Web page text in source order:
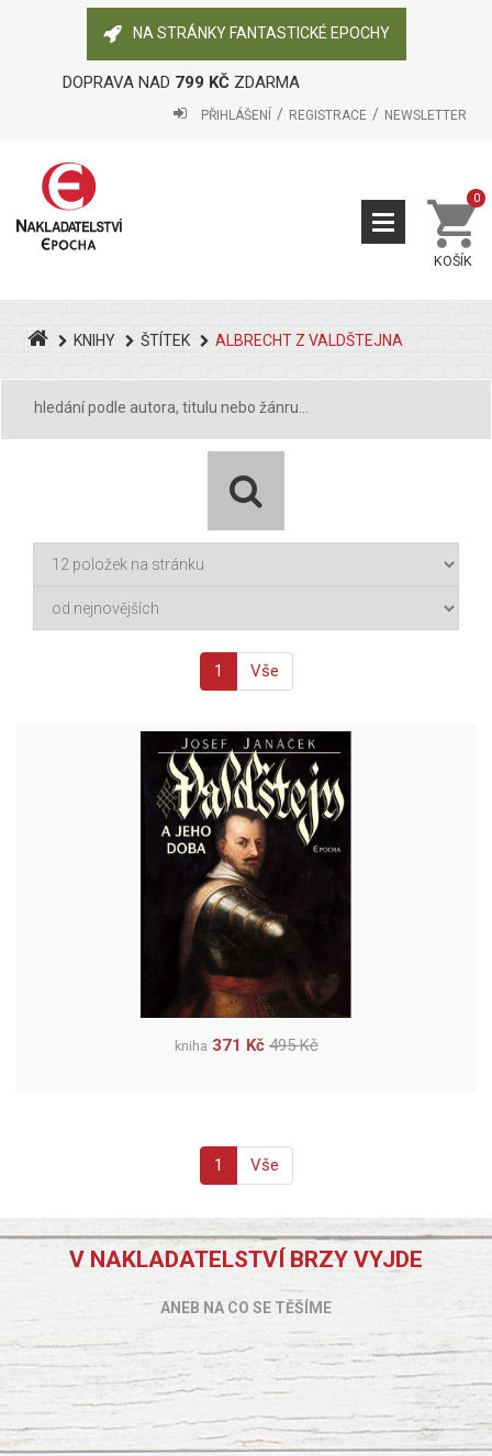
NA STRÁNKY FANTASTICKÉ EPOCHY
DOPRAVA NAD 799 KČZDARMA
PŘIHLÁŠENÍ REGISTRACE NEWSLETTER
KOŠÍK
0
KNIHY ŠTÍTEK ALBRECHT Z VALDŠTEJNA
1 Vše
kniha 371 Kč 495 Kč
1 Vše
V NAKLADATELSTVÍ BRZY VYJDE
ANEB NA CO SE TĚŠÍME